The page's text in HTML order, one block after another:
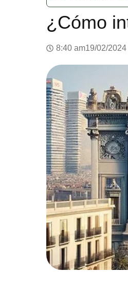
¿Cómo
8:40 am19/02/2024